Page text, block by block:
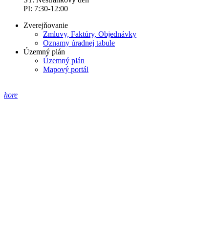
PI: 7:30-12:00
Zverejňovanie
Zmluvy, Faktúry, Objednávky
Oznamy úradnej tabule
Územný plán
Územný plán
Mapový portál
hore